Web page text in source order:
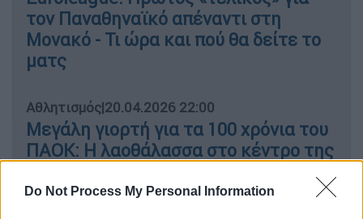
Do Not Process My Personal Information
τον Παναθηναϊκό απέναντι στη
Μονακό - Τι ώρα και πού θα δείτε το
ματς
Αθλητισμός|20.04.2026 22:00
Μεγάλη γιορτή για τα 100 χρόνια του
ΠΑΟΚ: Η λαοθάλασσα στο κέντρο της
drone show